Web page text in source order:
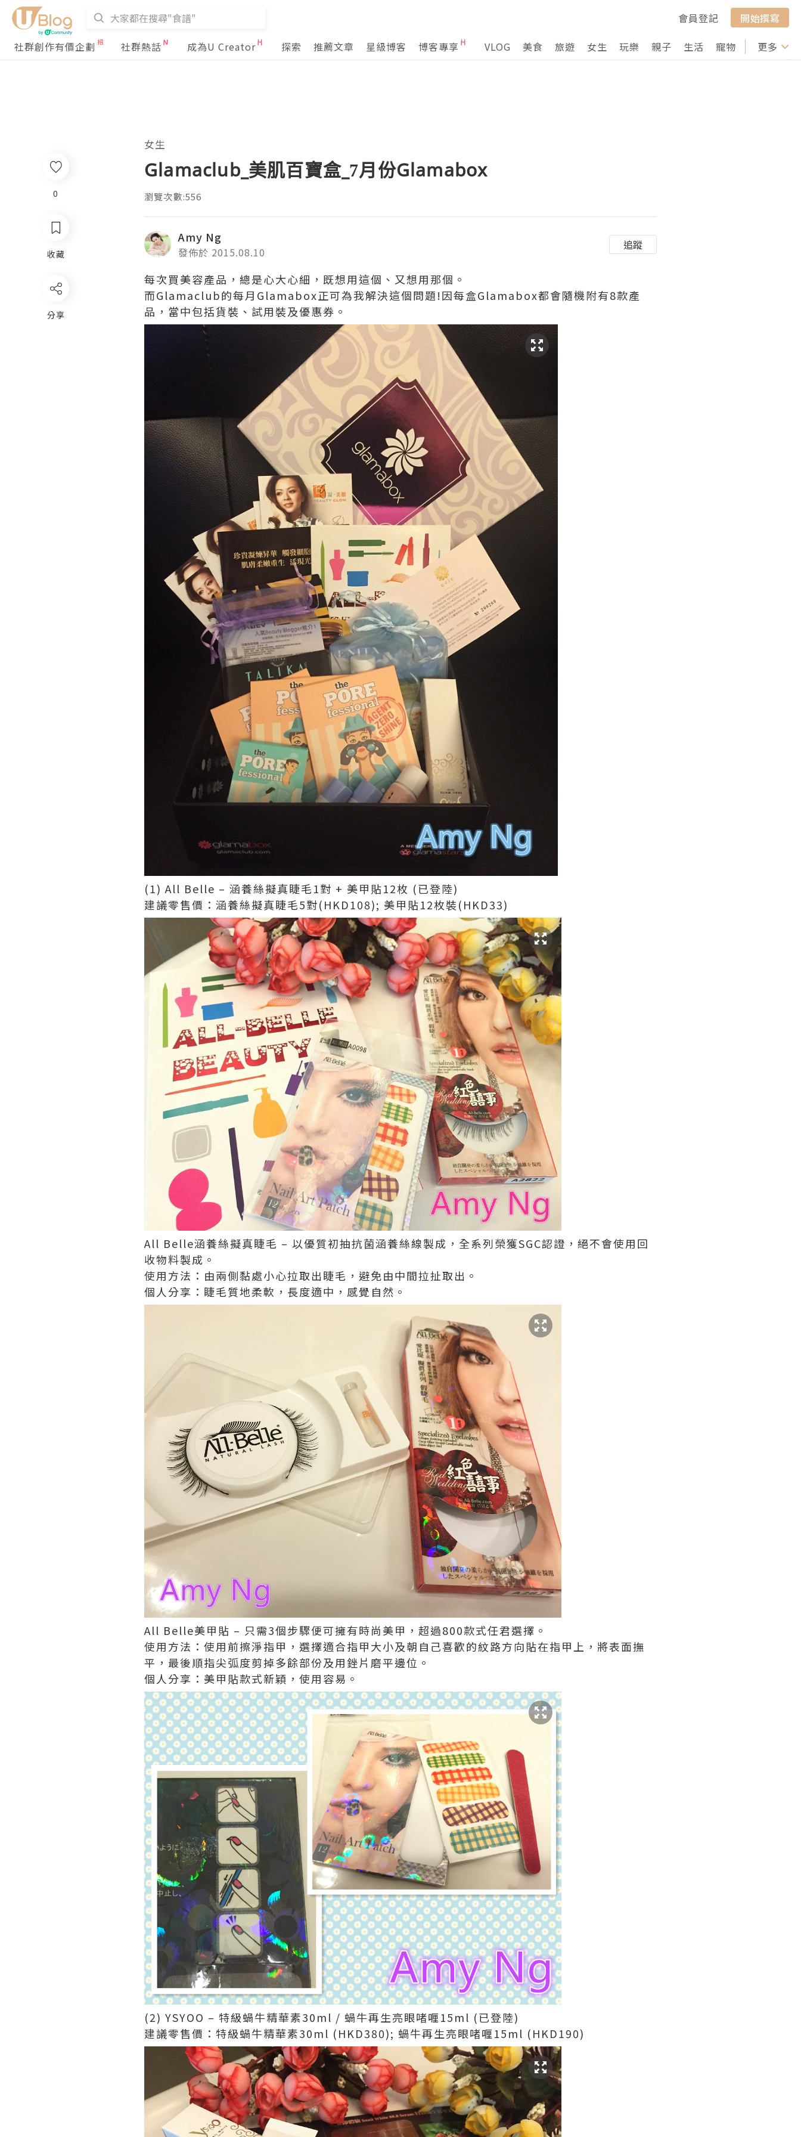
會員登記
開始撰寫
社群創作有價企劃
社群熱話 成為U Creator 探索 推薦文章 星級博客 博客專享 VLOG 美食 旅遊 女生 玩樂 親子 生活 寵物 行山 打卡
更多
0
收藏
分享
女生
Glamaclub_美肌百寶盒_7月份Glamabox
瀏覽次數:556
Amy Ng
發佈於 2015.08.10
追蹤
每次買美容產品，總是心大心細，既想用這個、又想用那個。
而Glamaclub的每月Glamabox正可為我解決這個問題!因每盒Glamabox都會隨機附有8款產
品，當中包括貨裝、試用裝及優惠券。
(1) All Belle – 涵養絲擬真睫毛1對 + 美甲貼12枚 (已登陸)
建議零售價：涵養絲擬真睫毛5對(HKD108); 美甲貼12枚裝(HKD33)
All Belle涵養絲擬真睫毛 – 以優質初抽抗菌涵養絲線製成，全系列榮獲SGC認證，絕不會使用回
收物料製成。
使用方法：由兩側黏處小心拉取出睫毛，避免由中間拉扯取出。
個人分享：睫毛質地柔軟，長度適中，感覺自然。
All Belle美甲貼 – 只需3個步驟便可擁有時尚美甲，超過800款式任君選擇。
使用方法：使用前擦淨指甲，選擇適合指甲大小及朝自己喜歡的紋路方向貼在指甲上，將表面撫
平，最後順指尖弧度剪掉多餘部份及用銼片磨平邊位。
個人分享：美甲貼款式新穎，使用容易。
(2) YSYOO – 特級蝸牛精華素30ml / 蝸牛再生亮眼啫喱15ml (已登陸)
建議零售價：特級蝸牛精華素30ml (HKD380); 蝸牛再生亮眼啫喱15ml (HKD190)